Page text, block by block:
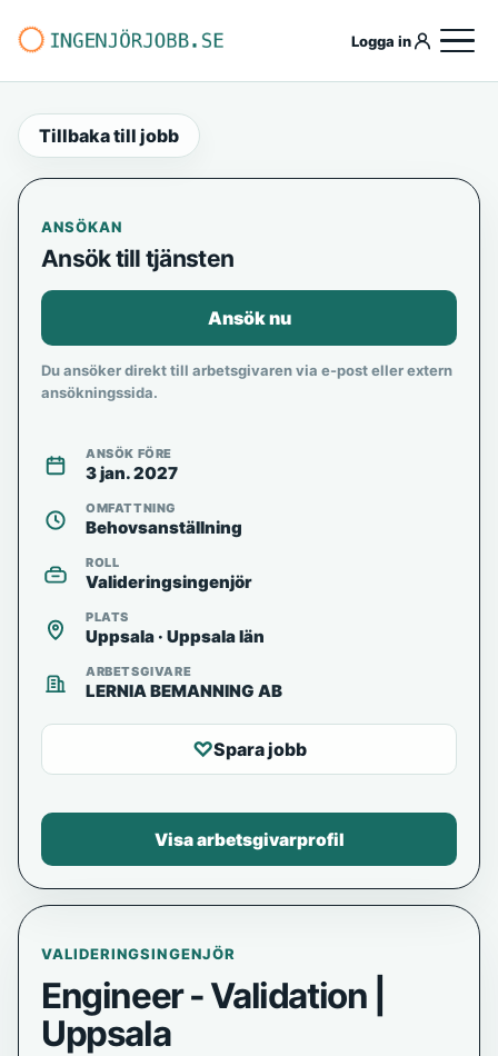
Logga in
Tillbaka till jobb
VALIDERINGSINGENJÖR
Engineer - Validation |
Uppsala
ANSÖKAN
Ansök till tjänsten
Ansök nu
Du ansöker direkt till arbetsgivaren via e-post eller extern
ansökningssida.
ANSÖK FÖRE
3 jan. 2027
OMFATTNING
Behovsanställning
ROLL
Valideringsingenjör
PLATS
Uppsala · Uppsala län
ARBETSGIVARE
LERNIA BEMANNING AB
♡Spara jobb
Visa arbetsgivarprofil